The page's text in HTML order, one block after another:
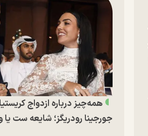
همه‌چیز درباره ازدواج
جورجینا رودریگز؛ شایعه ست